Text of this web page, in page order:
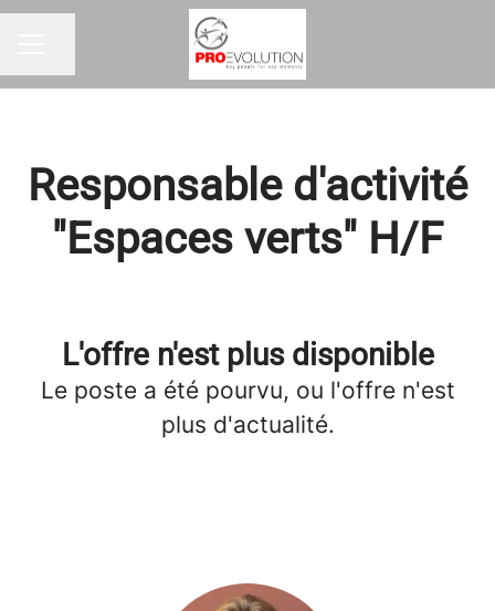
Responsable d'activité
"Espaces verts" H/F
L'offre n'est plus disponible
Le poste a été pourvu, ou l'offre n'est
plus d'actualité.